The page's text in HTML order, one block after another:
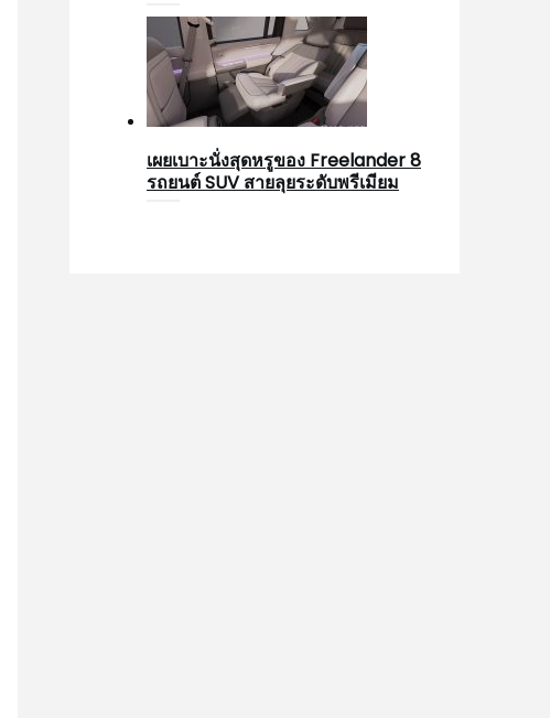
เผยเบาะนั่งสุดหรูของ Freelander 8
รถยนต์ SUV สายลุยระดับพรีเมียม